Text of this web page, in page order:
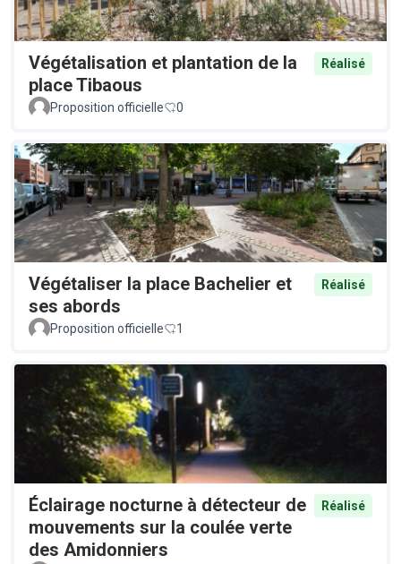
Végétalisation et plantation de la
place Tibaous
Réalisé
Proposition officielle 0
Végétaliser la place Bachelier et
ses abords
Réalisé
Proposition officielle 1
Éclairage nocturne à détecteur de
mouvements sur la coulée verte
des Amidonniers
Réalisé